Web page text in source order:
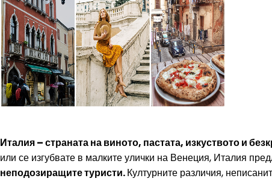
Италия – страната на виното, пастата, изкуството и
или се изгубвате в малките улички на Венеция, Италия
неподозиращите туристи.Културните различия,